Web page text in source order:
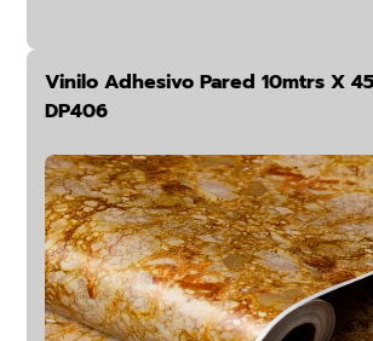
Vinilo Adhesivo Pared 10mtrs X
DP406